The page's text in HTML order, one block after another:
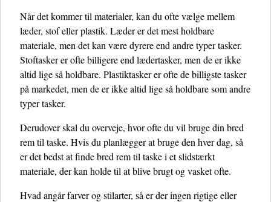
Når det kommer til materialer, kan du ofte vælge mellem
læder, stof eller plastik. Læder er det mest holdbare
materiale, men det kan være dyrere end andre typer tasker.
Stoftasker er ofte billigere end lædertasker, men de er ikke
altid lige så holdbare. Plastiktasker er ofte de billigste tasker
på markedet, men de er ikke altid lige så holdbare som andre
typer tasker.
Derudover skal du overveje, hvor ofte du vil bruge din bred
rem til taske. Hvis du planlægger at bruge den hver dag, så
er det bedst at finde bred rem til taske i et slidstærkt
materiale, der kan holde til at blive brugt og vasket ofte.
Hvad angår farver og stilarter, så er der ingen rigtige eller